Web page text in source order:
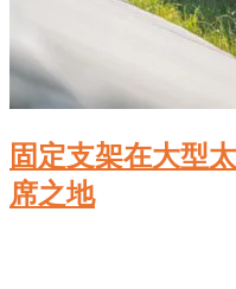
固定支架在大型
席之地